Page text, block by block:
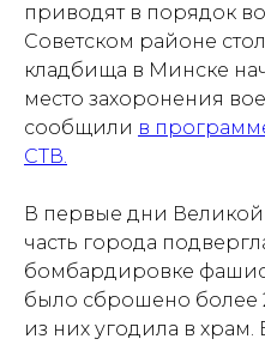
приводят в порядок
Советском районе
кладбища в Минске
место захоронения
сообщили в
СТВ.
В первые дни Великой
часть города
бомбардировке
было сброшено более
из них угодила в